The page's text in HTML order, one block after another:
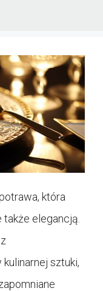
która
elegancją.
sztuki,